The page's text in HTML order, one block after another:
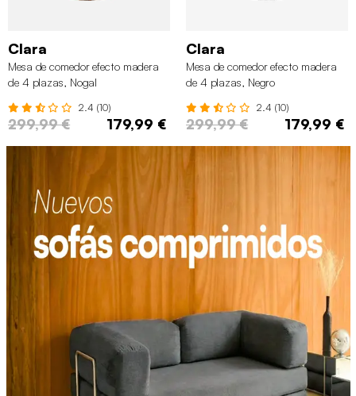
Clara
Mesa de comedor efecto madera
de 4 plazas, Nogal
2.4 (10)
299,99 € 179,99 €
Clara
Mesa de comedor efecto madera
de 4 plazas, Negro
2.4 (10)
299,99 € 179,99 €